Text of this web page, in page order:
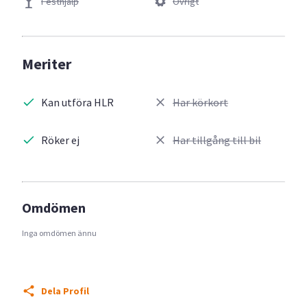
Meriter
Kan utföra HLR
Röker ej
Har körkort
Har tillgång till bil
Omdömen
Inga omdömen ännu
Dela Profil